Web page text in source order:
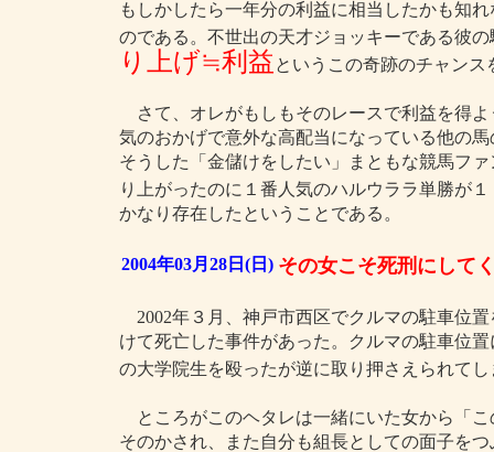
もしかしたら一年分の利益に相当したかも知
のである。不世出の天才ジョッキーである彼
り上げ≒利益 というこの奇跡のチャン
さて、オレがもしもそのレースで利益を得
気のおかげで意外な高配当になっている他の
そうした「金儲けをしたい」まともな競馬フ
り上がったのに１番人気のハルウララ単勝が
かなり存在したということである。
2004年03月28日(日) その女こそ死刑にして
2002年３月、神戸市西区でクルマの駐車位
けて死亡した事件があった。クルマの駐車位
の大学院生を殴ったが逆に取り押さえられて
ところがこのヘタレは一緒にいた女から「
そのかされ、また自分も組長としての面子を